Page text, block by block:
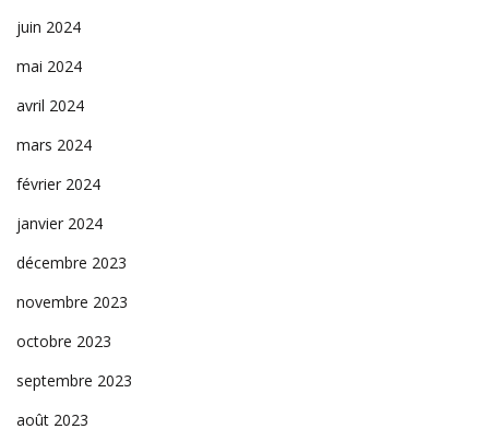
juin 2024
mai 2024
avril 2024
mars 2024
février 2024
janvier 2024
décembre 2023
novembre 2023
octobre 2023
septembre 2023
août 2023